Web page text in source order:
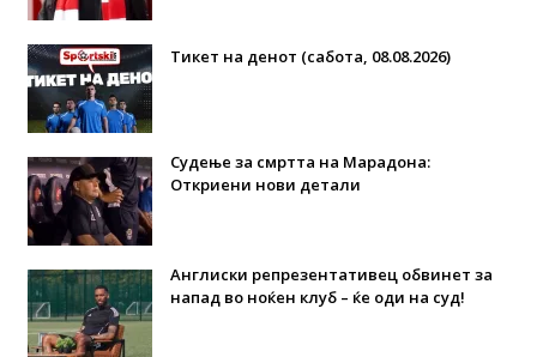
Тикет на денот (сабота, 08.08.2026)
Судење за смртта на Марадона:
Откриени нови детали
Англиски репрезентативец обвинет за
напад во ноќен клуб – ќе оди на суд!